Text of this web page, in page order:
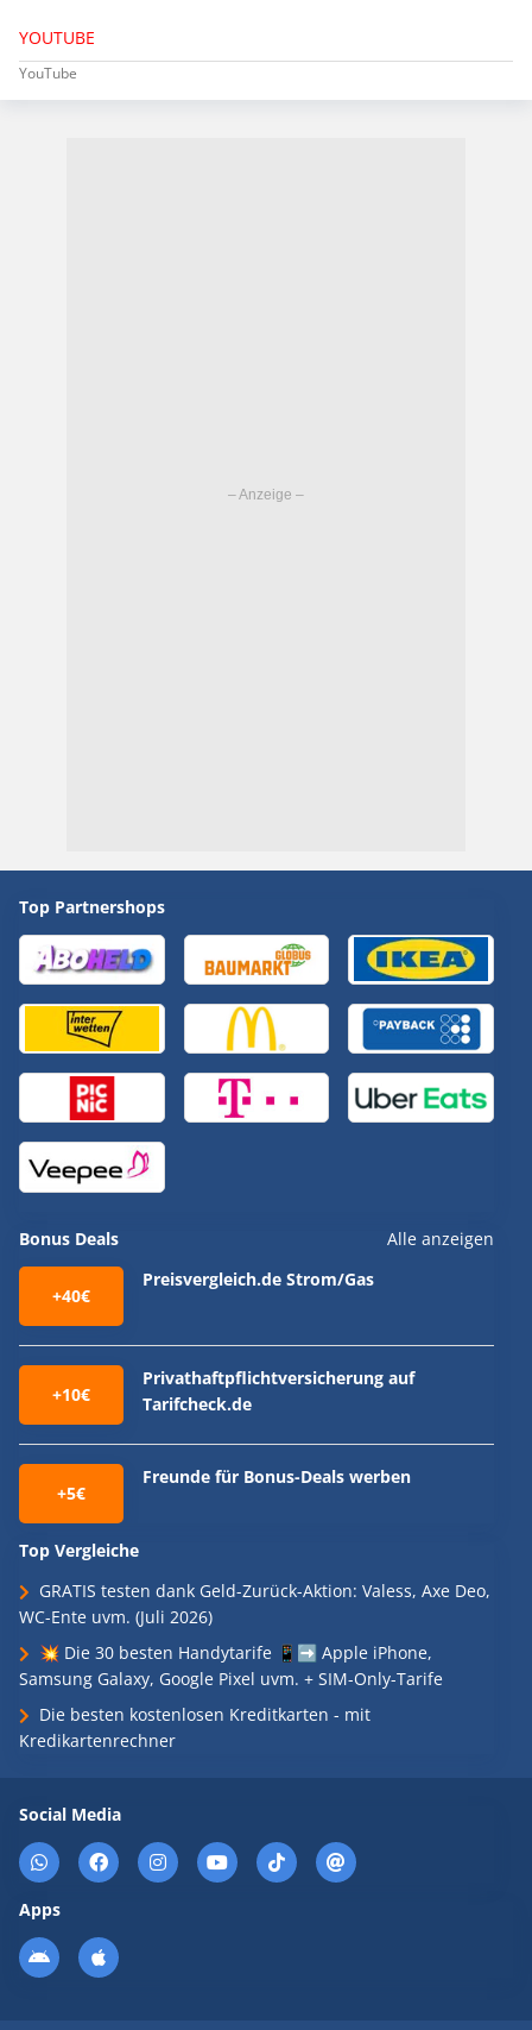
YOUTUBE
YouTube
Top Partnershops
Bonus Deals Alle anzeigen
+40€
Preisvergleich.de Strom/Gas
+10€
Privathaftpflichtversicherung auf
Tarifcheck.de
+5€
Freunde für Bonus-Deals werben
Top Vergleiche
GRATIS testen dank Geld-Zurück-Aktion: Valess, Axe Deo,
WC-Ente uvm. (Juli 2026)
💥 Die 30 besten Handytarife 📱➡️ Apple iPhone,
Samsung Galaxy, Google Pixel uvm. + SIM-Only-Tarife
Die besten kostenlosen Kreditkarten - mit
Kredikartenrechner
Social Media
Apps